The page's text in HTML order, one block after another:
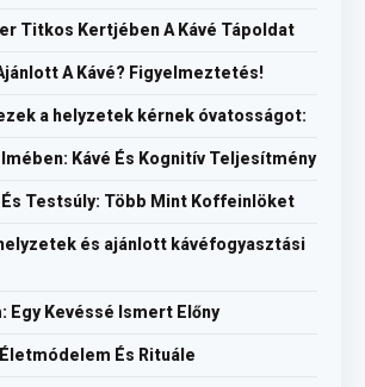
Titkos Kertjében A Kávé Tápoldat
A Kávé? Figyelmeztetés!
a helyzetek kérnek óvatosságot:
Kávé És Kognitív Teljesítmény
Testsúly: Több Mint Koffeinlöket
és ajánlott kávéfogyasztási
Egy Kevéssé Ismert Előny
És Rituále